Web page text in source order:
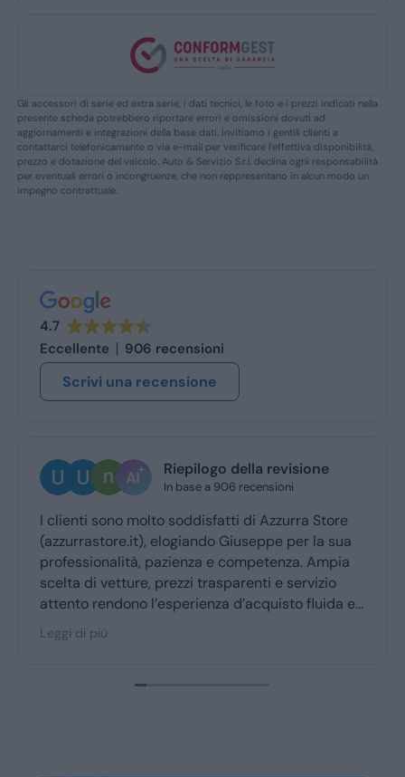
Gli accessori di serie ed extra serie, i dati tecnici, le foto e i prezzi indicati nella
presente scheda potrebbero riportare errori e omissioni dovuti ad
aggiornamenti e integrazioni della base dati. Invitiamo i gentili clienti a
contattarci telefonicamente o via e-mail per verificare l’effettiva disponibilità,
prezzo e dotazione del veicolo. Auto & Servizio S.r.l. declina ogni responsabilità
per eventuali errori o incongruenze, che non reppresentano in alcun modo un
impegno contrattuale.
4.7
Eccellente
906 recensioni
Scrivi una recensione
Riepilogo della revisione
In base a 906 recensioni
I clienti sono molto soddisfatti di Azzurra Store
(azzurrastore.it), elogiando Giuseppe per la sua
professionalità, pazienza e competenza. Ampia
scelta di vetture, prezzi trasparenti e servizio
attento rendono l’esperienza d’acquisto fluida e
piacevole per la maggior parte degli utenti.
Leggi di più